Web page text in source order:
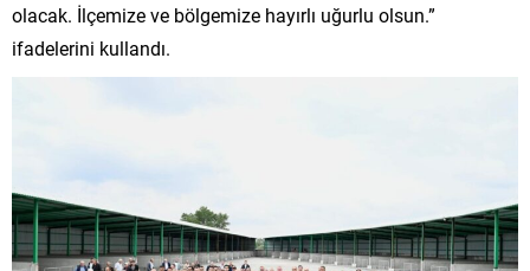
olacak. İlçemize ve bölgemize hayırlı uğurlu olsun.”
ifadelerini kullandı.